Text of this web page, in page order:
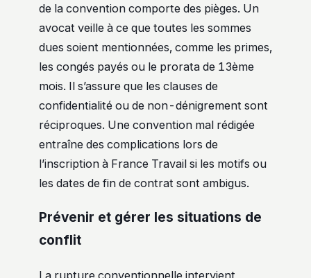
de la convention comporte des pièges. Un
avocat veille à ce que toutes les sommes
dues soient mentionnées, comme les primes,
les congés payés ou le prorata de 13ème
mois. Il s’assure que les clauses de
confidentialité ou de non-dénigrement sont
réciproques. Une convention mal rédigée
entraîne des complications lors de
l’inscription à France Travail si les motifs ou
les dates de fin de contrat sont ambigus.
Prévenir et gérer les situations de
conflit
La rupture conventionnelle intervient